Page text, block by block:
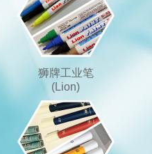
狮牌工业笔
(Lion)